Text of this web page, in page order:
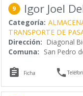
9 Igor Joel
Categoría:
TRANSPORTE DE
Dirección: Diagonal
Comuna: San Pedro
 Ficha 